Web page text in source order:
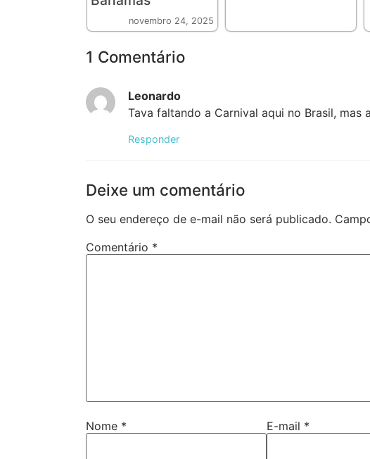
novembro 24, 2025
1 Comentário
Leonardo
Tava faltando a Carnival aqui no Brasil, mas
Responder
Deixe um comentário
O seu endereço de e-mail não será publicado.
Comentário *
Nome * E-mail *